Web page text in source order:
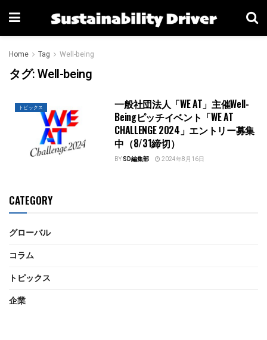
Home Tag Well-being
タグ:Well-being
トピックス
一般社団法人「WE AT」主催Well-
Beingピッチイベント「WE AT
CHALLENGE 2024」エントリー募集
中（8/31締切）
BYSD編集部 2024年8月16日
CATEGORY
グローバル
コラム
トピックス
企業